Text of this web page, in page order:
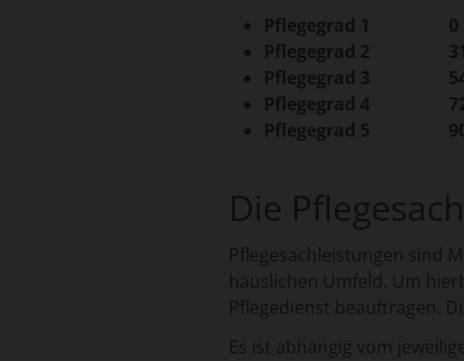
Pflegegrad 1 0
Pflegegrad 2 316
Pflegegrad 3 545
Pflegegrad 4 728
Pflegegrad 5 901
Die
Pflegesachleistungen sind
häuslichen Umfeld. Um
Pflegedienst beauftragen.
Es ist abhängig vom